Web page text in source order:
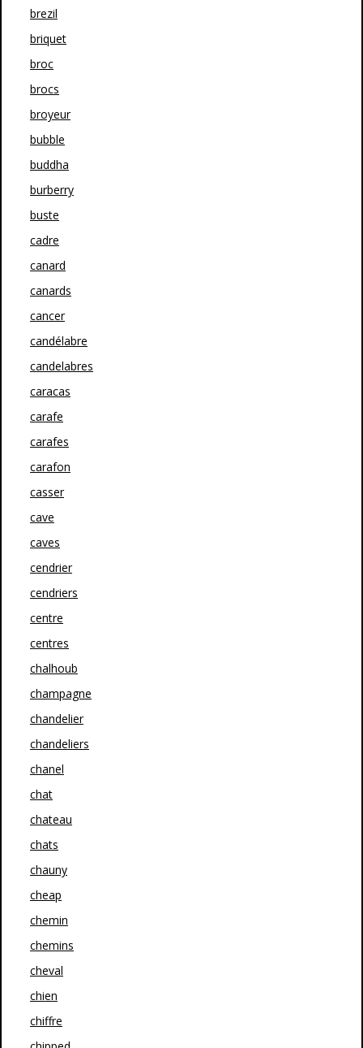
brezil
briquet
broc
brocs
broyeur
bubble
buddha
burberry
buste
cadre
canard
canards
cancer
candélabre
candelabres
caracas
carafe
carafes
carafon
casser
cave
caves
cendrier
cendriers
centre
centres
chalhoub
champagne
chandelier
chandeliers
chanel
chat
chateau
chats
chauny
cheap
chemin
chemins
cheval
chien
chiffre